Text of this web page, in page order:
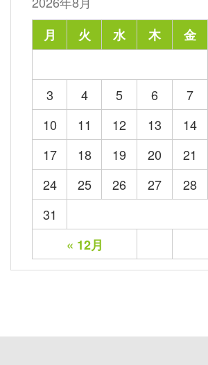
月
火 水 木 金
« 12月
3
4 5 6 7
10
11 12 13 14
17
18 19 20 21
24
25 26 27 28
31